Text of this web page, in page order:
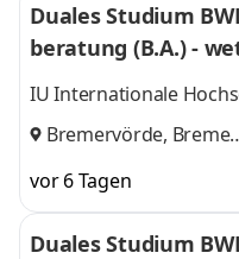
Duales Studium
beratung (B.A.) -
euhand KG
IU Internationale
Bremervörde,
vor 6 Tagen
Duales Studium